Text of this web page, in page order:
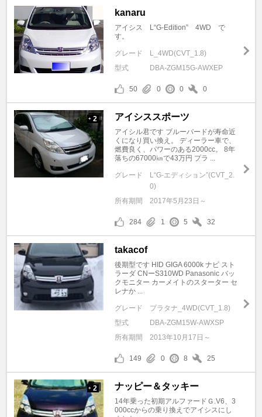
kanaru
アイシス L“G-Edition” 4WD で
す。
グレード
L_4WD(CVT_1.8)
型式
DBA-ZGM15G-AWXEP
50 0 0 0
+ 2 アイシススポーツ
アイシル君です ブルーバードが寿命近
くになり買い換え。 ディーラー車で、
燃費良く、パワーのある2000cc。 8年
落ちの67000㎞で43万円 プラ ...
グレード
L“G-エディション”(CVT_2.
0)
所有期間
2017年5月23日～
284 1 5 32
takacof
後期型です HID GIGA 6000k ナビ スト
ラーダ CNーS310WD Panasonic バッ
クモニター カーメイトのスターター セ
レナか ...
グレード
プラタナ_4WD(CVT_1.8)
型式
DBA-ZGM15W-AWXSP
所有期間
2013年10月17日～
149 0 8 25
+ 2 ナッピー＆タッキー
14年乗った初期アルファードＧ.V6、3
000ccからの乗り換えでアイシスにし